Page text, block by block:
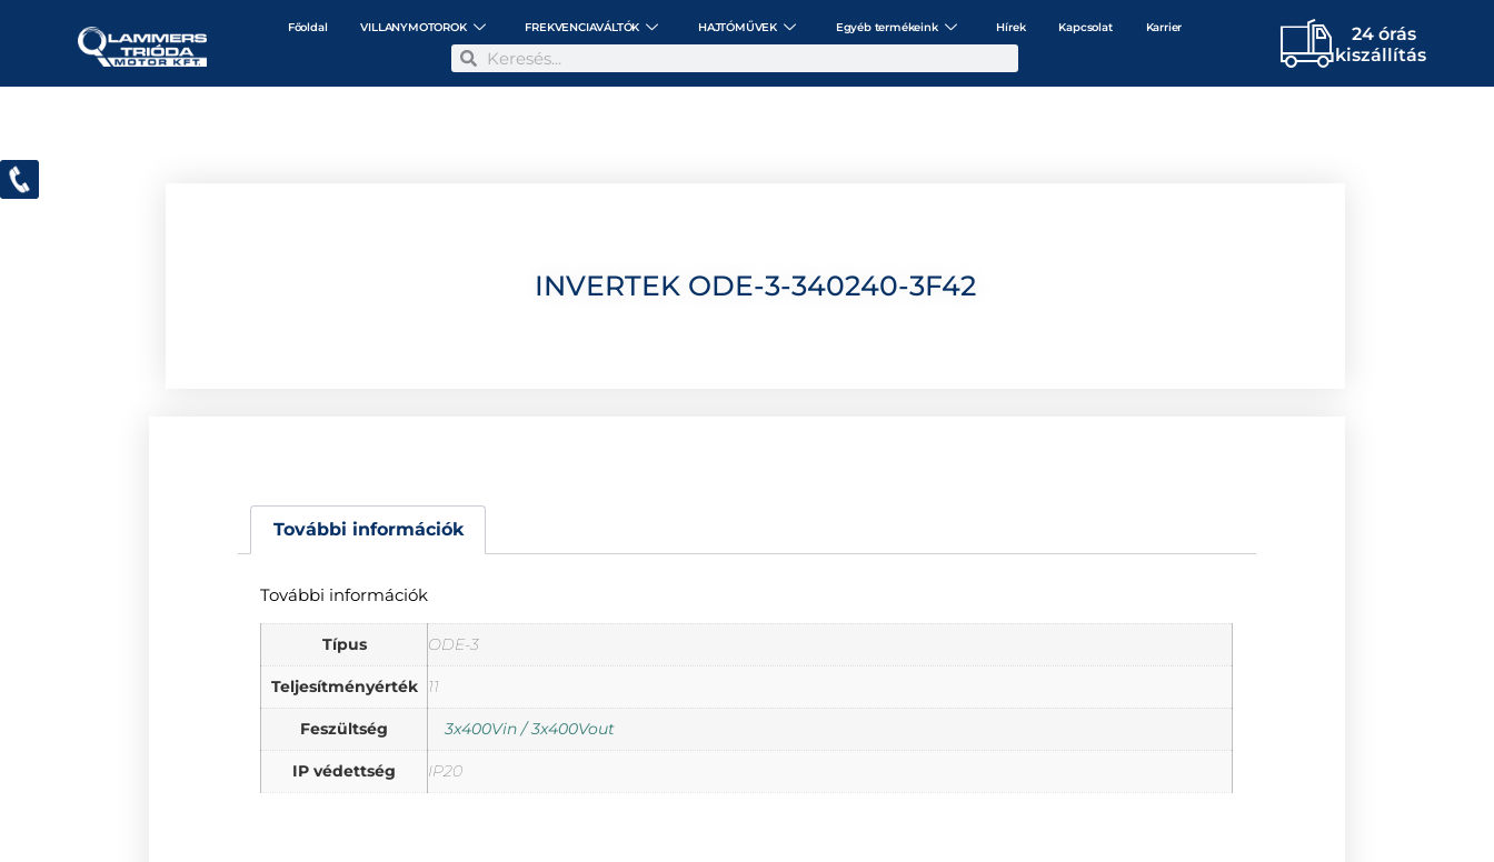
Főoldal VILLANYMOTOROK FREKVENCIAVÁLTÓK HAJTÓMŰVEK Egyéb termékeink Hírek Kapcsolat Karrier
24 órás
kiszállítás
INVERTEK ODE-3-340240-3F42
További információk
További információk
Típus ODE-3
Teljesítményérték 11
Feszültség 3x400Vin / 3x400Vout
IP védettség IP20